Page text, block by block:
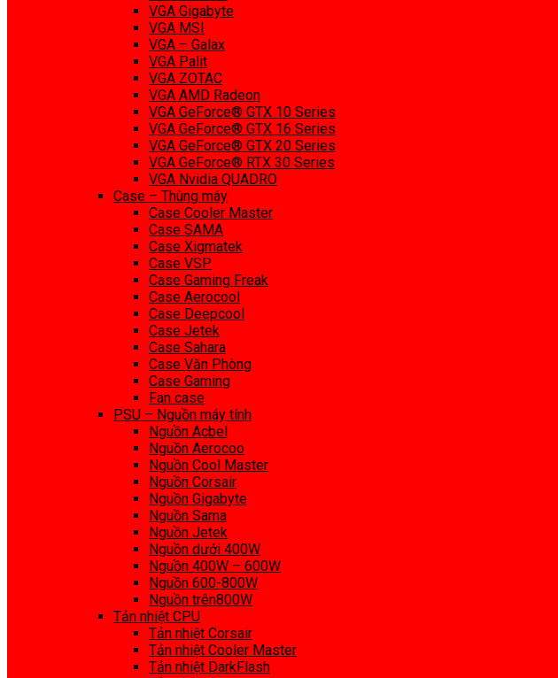
VGA Gigabyte
VGA MSI
VGA – Galax
VGA Palit
VGA ZOTAC
VGA AMD Radeon
VGA GeForce® GTX 10 Series
VGA GeForce® GTX 16 Series
VGA GeForce® GTX 20 Series
VGA GeForce® RTX 30 Series
VGA Nvidia QUADRO
Case – Thùng máy
Case Cooler Master
Case SAMA
Case Xigmatek
Case VSP
Case Gaming Freak
Case Aerocool
Case Deepcool
Case Jetek
Case Sahara
Case Văn Phòng
Case Gaming
Fan case
PSU – Nguồn máy tính
Nguồn Acbel
Nguồn Aerocoo
Nguồn Cool Master
Nguồn Corsair
Nguồn Gigabyte
Nguồn Sama
Nguồn Jetek
Nguồn dưới 400W
Nguồn 400W – 600W
Nguồn 600-800W
Nguồn trên800W
Tản nhiệt CPU
Tản nhiệt Corsair
Tản nhiệt Cooler Master
Tản nhiệt DarkFlash